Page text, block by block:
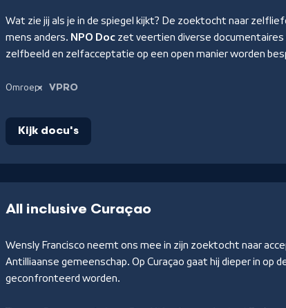
Wat zie jij als je in de spiegel kijkt? De zoektocht naar
mens anders. NPO Doc zet veertien diverse
zelfbeeld en zelfacceptatie op een open manier worden
Omroep: VPRO
Kijk docu's
All inclusive Curaçao
Wensly Francisco neemt ons mee in zijn zoektocht naar
Antilliaanse gemeenschap. Op Curaçao gaat hij dieper in op
geconfronteerd worden.